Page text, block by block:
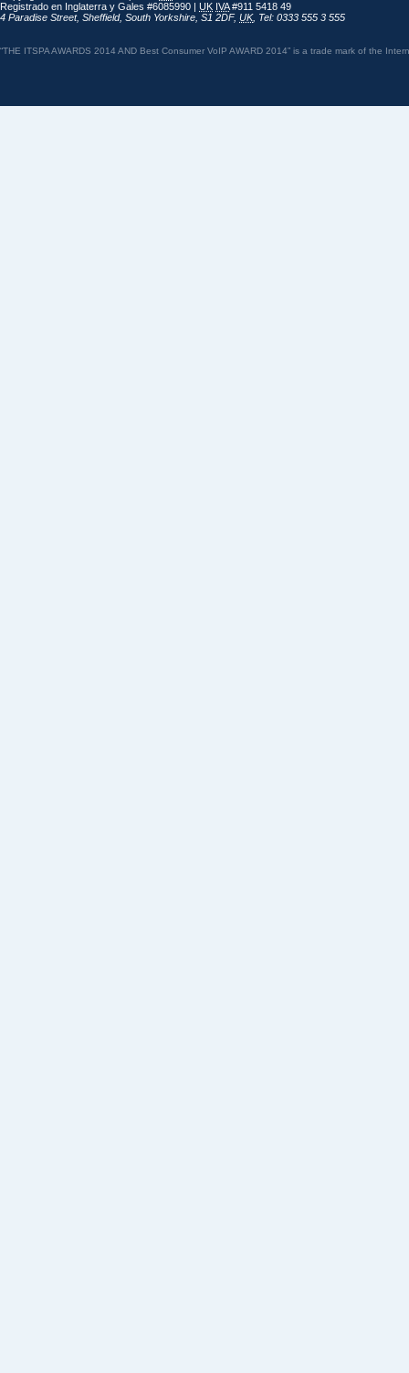
Registrado en Inglaterra y Gales #6085990 | UK IVA#911 5418 49
4 Paradise Street, Sheffield, South Yorkshire S1 2DF, UK, Tel: 0333 555 3 555
“THE ITSPA AWARDS 2014 AND Best Consumer VoIP AWARD 2014” is a trade mark of the